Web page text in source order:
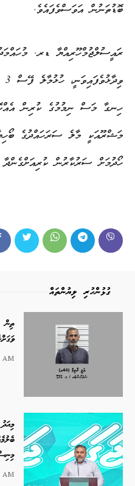
ބޮޑުތަނުން އަވަސްވެފައެވެ.
ރައީސުލްޖުމްހޫރިއްޔާ ޑރ.
ހިނގާ މަސް ނިމުމުގެ ކުރިން
މަޝްރޫއަކީ މާލެ ސަރަހައްދުގެ
ހޯދުމަށް ސަރުކާރުން
ގުޅުންހުރި ލިޔުންތައް
ތިން
AM
AM